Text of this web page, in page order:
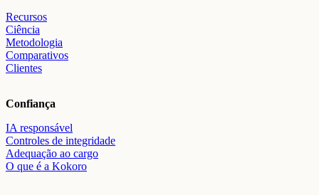
Recursos
Ciência
Metodologia
Comparativos
Clientes
Confiança
IA responsável
Controles de integridade
Adequação ao cargo
O que é a Kokoro